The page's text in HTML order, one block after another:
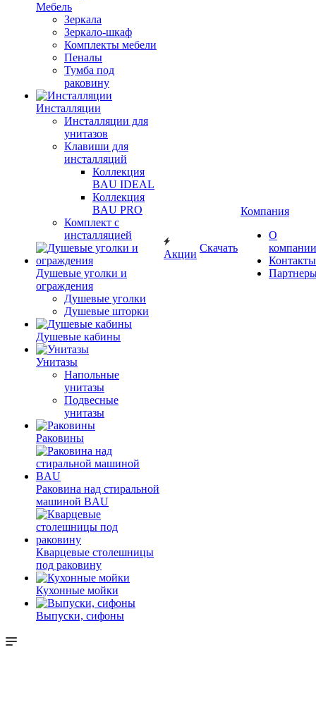
Мебель
Зеркала
Зеркало-шкаф
Комплекты мебели
Пеналы
Тумба под
раковину
Инсталляции
Инсталляции для
унитазов
Клавиши для
инсталляций
Коллекция
BAU IDEAL
Коллекция
BAU PRO
Комплект с
инсталляцией
Душевые уголки и
ограждения
Душевые уголки
Душевые шторки
Душевые кабины
Унитазы
Напольные
унитазы
Подвесные
унитазы
Раковины
Раковина над стиральной
машиной BAU
Кварцевые столешницы
под раковину
Кухонные мойки
Выпуски, сифоны
Акции
Скачать
Компания
О
компании
Контакты